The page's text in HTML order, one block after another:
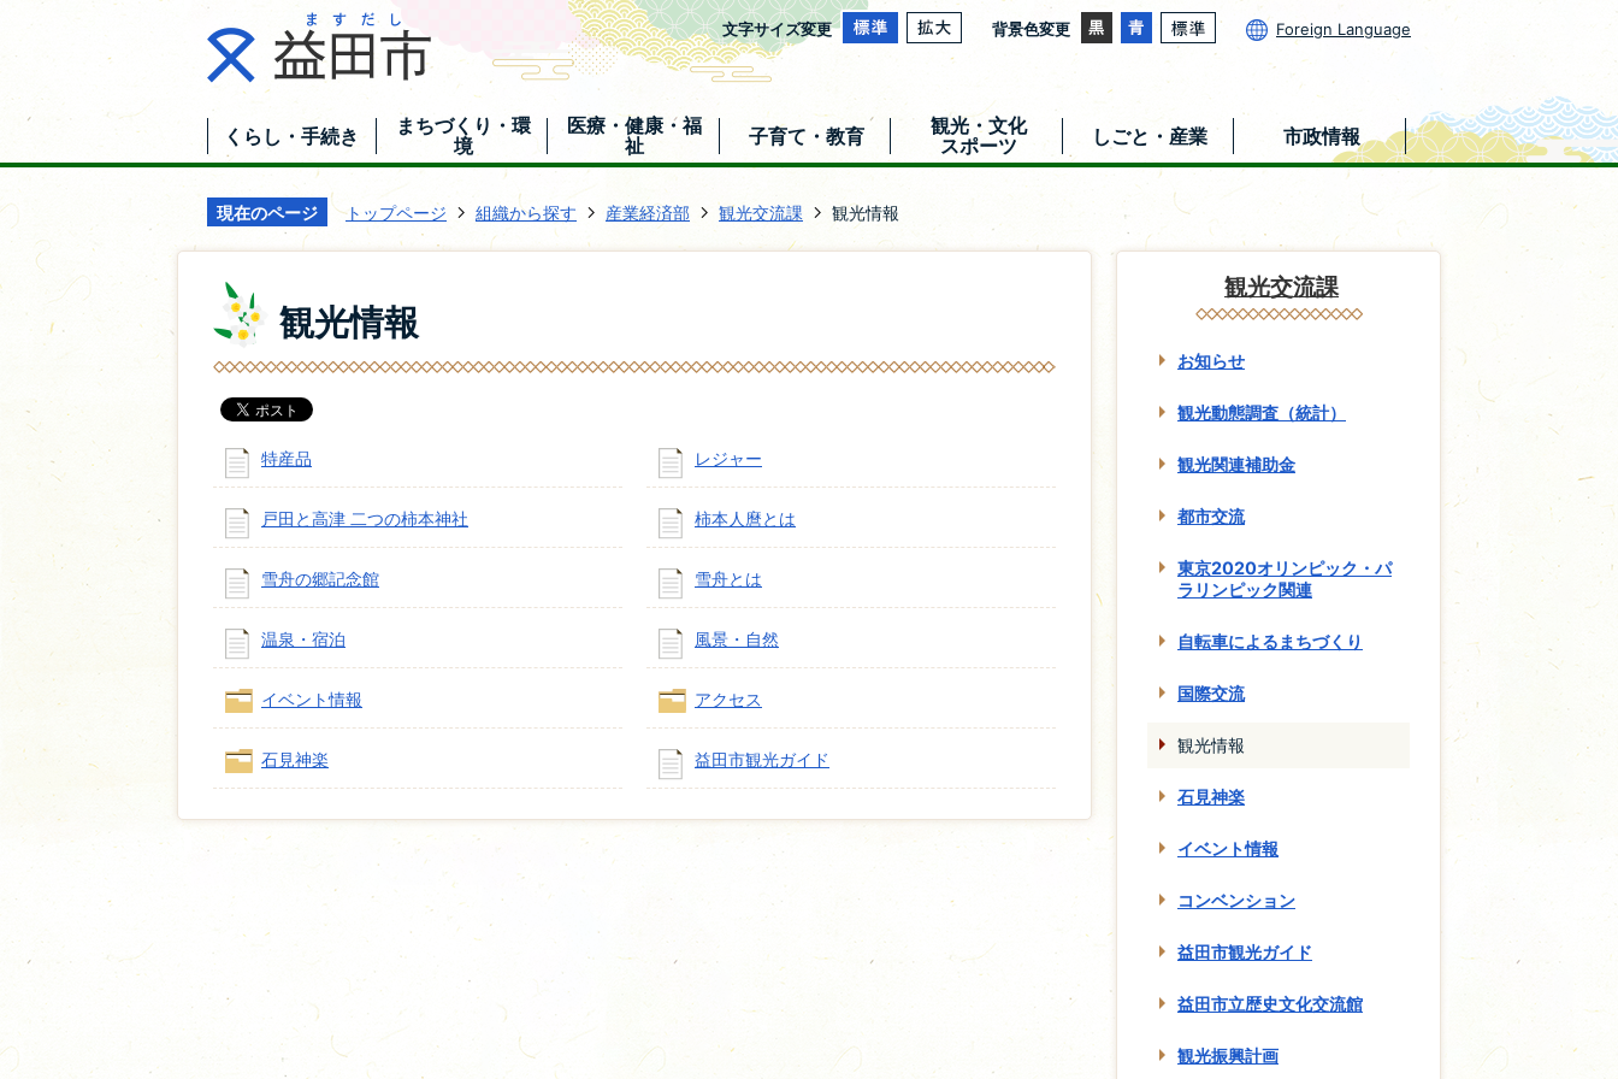
文字サイズ変更 背景色変更 Foreign Language
くらし・手続き
まちづくり・環
境
医療・健康・福
祉
子育て・教育
観光・文化
スポーツ
しごと・産業 市政情報
現在のページ トップページ 組織から探す 産業経済部 観光交流課 観光情報
観光情報
特産品 レジャー
戸田と高津 二つの柿本神社 柿本人麿とは
雪舟の郷記念館 雪舟とは
温泉・宿泊 風景・自然
イベント情報 アクセス
石見神楽 益田市観光ガイド
観光交流課
お知らせ
観光動態調査（統計）
観光関連補助金
都市交流
東京2020オリンピック・パ
ラリンピック関連
自転車によるまちづくり
国際交流
観光情報
石見神楽
イベント情報
コンベンション
益田市観光ガイド
益田市立歴史文化交流館
観光振興計画